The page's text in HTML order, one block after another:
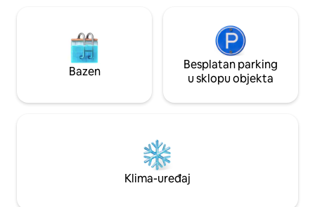
Bazen
Besplatan parking
u sklopu objekta
Klima-uređaj